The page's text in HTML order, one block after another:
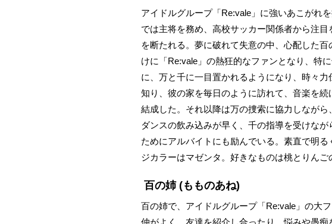
アイドルグループ「Re:vale」に強いあこがれ
では主将を務め、高校サッカー関係者から注
を断たれる。夢に破れて失意の中、心配した
けに「Re:vale」の熱狂的なファンとなり、特
に、万と千に一目置かれるようになり、時々
知り、彼の家を毎日のように訪れて、音楽を
結成した。それ以降は万の捜索に協力しなが
ダンスの飲み込みが早く、千の指導を受けな
ためにアルバイトにも励んでいる。素直で明
ジカラーはマゼンタ。好きなものは桃とりん
百の姉(もものあね)
百の姉で、アイドルグループ「Re:vale」の大
仲がよく、友達を紹介し合ったり、悩みや愚